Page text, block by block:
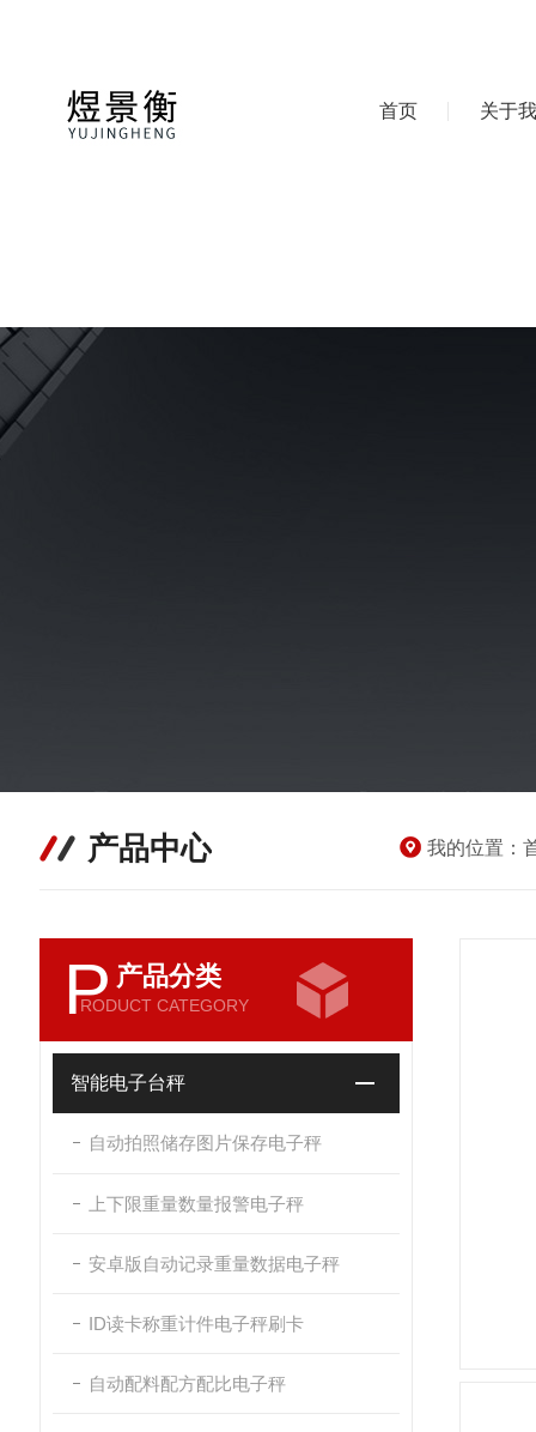
首页 关于
产品中心 我的位置：
P 产品分类
RODUCT CATEGORY
智能电子台秤
自动拍照储存图片保存电子秤
上下限重量数量报警电子秤
安卓版自动记录重量数据电子秤
ID读卡称重计件电子秤刷卡
自动配料配方配比电子秤